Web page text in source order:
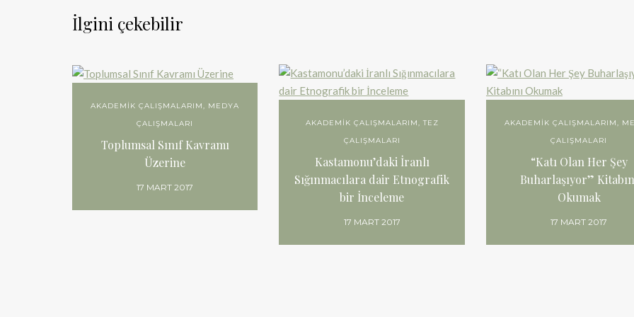
İlgini çekebilir
AKADEMIK ÇALIŞMALARIM, MEDYA
ÇALIŞMALARI
Toplumsal Sınıf Kavramı
Üzerine
17 MART 2017
AKADEMIK ÇALIŞMALARIM, TEZ
ÇALIŞMALARI
Kastamonu’daki İranlı
Sığınmacılara dair Etnografik
bir İnceleme
17 MART 2017
AKADEMIK ÇALIŞMALARIM,
ÇALIŞMALARI
“Katı Olan Her Şey
Buharlaşıyor”
Okumak
17 MART 2017